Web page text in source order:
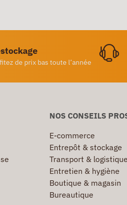
de prix bas toute l’année
NOS CONSEILS
E-commerce
Entrepôt & stockage
Transport & logistique
Entretien & hygiène
Boutique & magasin
Bureautique